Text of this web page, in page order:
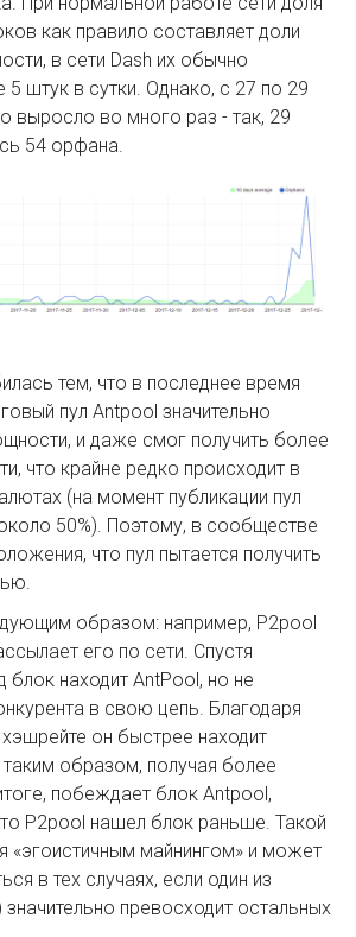
как правило составляет доли
в сети Dash их обычно
5 штук в сутки. Однако, с 27 по 29
выросло во много раз - так, 29
54 орфана.
тем, что в последнее время
пул Antpool значительно
и даже смог получить более
что крайне редко происходит в
(на момент публикации пул
50%). Поэтому, в сообществе
что пул пытается получить
образом: например, P2pool
его по сети. Спустя
блок находит AntPool, но не
в свою цепь. Благодаря
он быстрее находит
образом, получая более
побеждает блок Antpool,
P2pool нашел блок раньше. Такой
«эгоистичным майнингом» и может
в тех случаях, если один из
превосходит остальных